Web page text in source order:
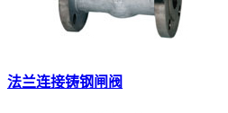
法兰连接铸钢闸阀